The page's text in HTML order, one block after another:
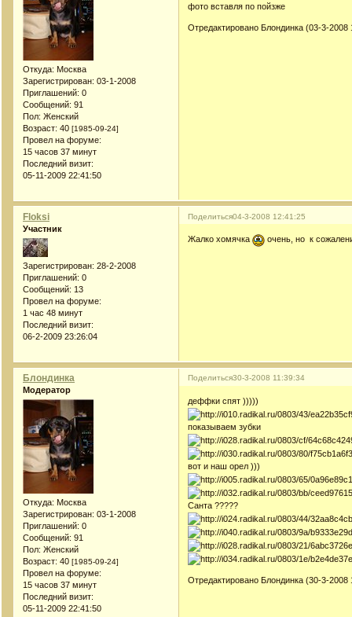
Откуда: Москва
Зарегистрирован: 03-1-2008
Приглашений: 0
Сообщений: 91
Пол: Женский
Возраст: 40 [1985-09-24]
Провел на форуме:
15 часов 37 минут
Последний визит:
05-11-2009 22:41:50
фото вставля по пойзже
Отредактировано Блондинка (03-3-2008
Поделиться04-3-2008 12:41:25
Floksi
Участник
Зарегистрирован: 28-2-2008
Приглашений: 0
Сообщений: 13
Провел на форуме:
1 час 48 минут
Последний визит:
06-2-2009 23:26:04
Жалко хомячка очень, но к
Поделиться30-3-2008 11:39:34
Блондинка
Модератор
Откуда: Москва
Зарегистрирован: 03-1-2008
Приглашений: 0
Сообщений: 91
Пол: Женский
Возраст: 40 [1985-09-24]
Провел на форуме:
15 часов 37 минут
Последний визит:
05-11-2009 22:41:50
деффки спят )))))
показываем зубки
вот и наш орел )))
Санта ?????
Отредактировано Блондинка (30-3-2008